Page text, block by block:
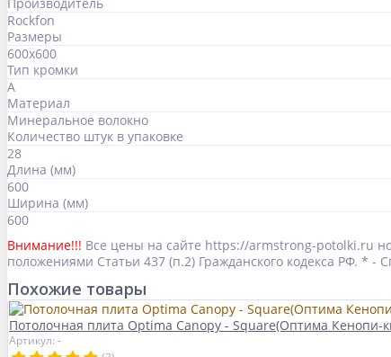
Rockfon
Размеры
600x600
Тип кромки
A
Материал
Минеральное волокно
Количество штук в упаковке
28
Длина (мм)
600
Ширина (мм)
600
Внимание!!! Все цены на сайте https://armstrong-potolki.ru
положениями Статьи 437 (п.2) Гражданского кодекса РФ. * -
Похожие товары
Потолочная плита Optima Canopy - Square(Оптима Кенопи-
Артикул: -